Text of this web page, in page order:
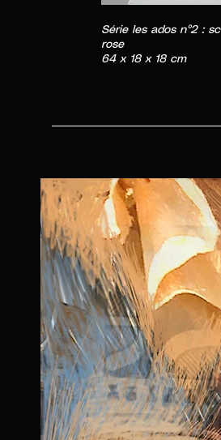
Série les ados n°2 :
rose
64 x 18 x 18 cm